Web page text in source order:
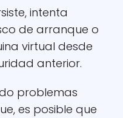
intenta
de arranque o
virtual desde
anterior.
problemas
es posible que